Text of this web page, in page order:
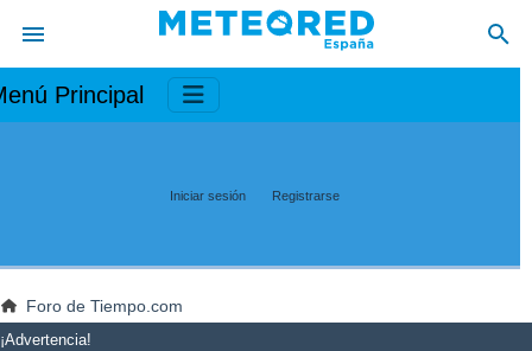
Principal
Iniciar sesión Registrarse
Foro de Tiempo.com
¡Advertencia!